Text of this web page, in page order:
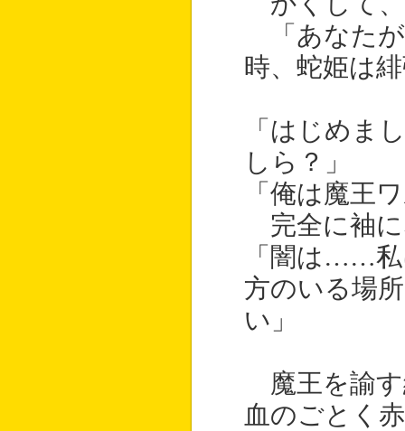
「あなたが
時、蛇姫は
「はじめま
しら？」
「俺は魔王
完全に袖に
「闇は……
方のいる場
い」
魔王を諭す
血のごとく